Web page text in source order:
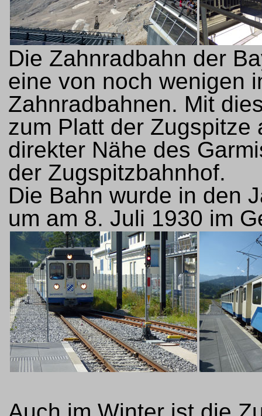
Die Zahnradbahn der
eine von noch wenigen
Zahnradbahnen. Mit
zum Platt der Zugspitze
direkter Nähe des
der Zugspitzbahnhof.
Die Bahn wurde in den
um am 8. Juli 1930 im